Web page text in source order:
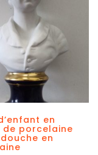
en
de porcelaine
en